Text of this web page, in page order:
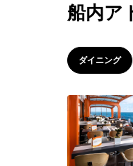
船内ア
ダイニング